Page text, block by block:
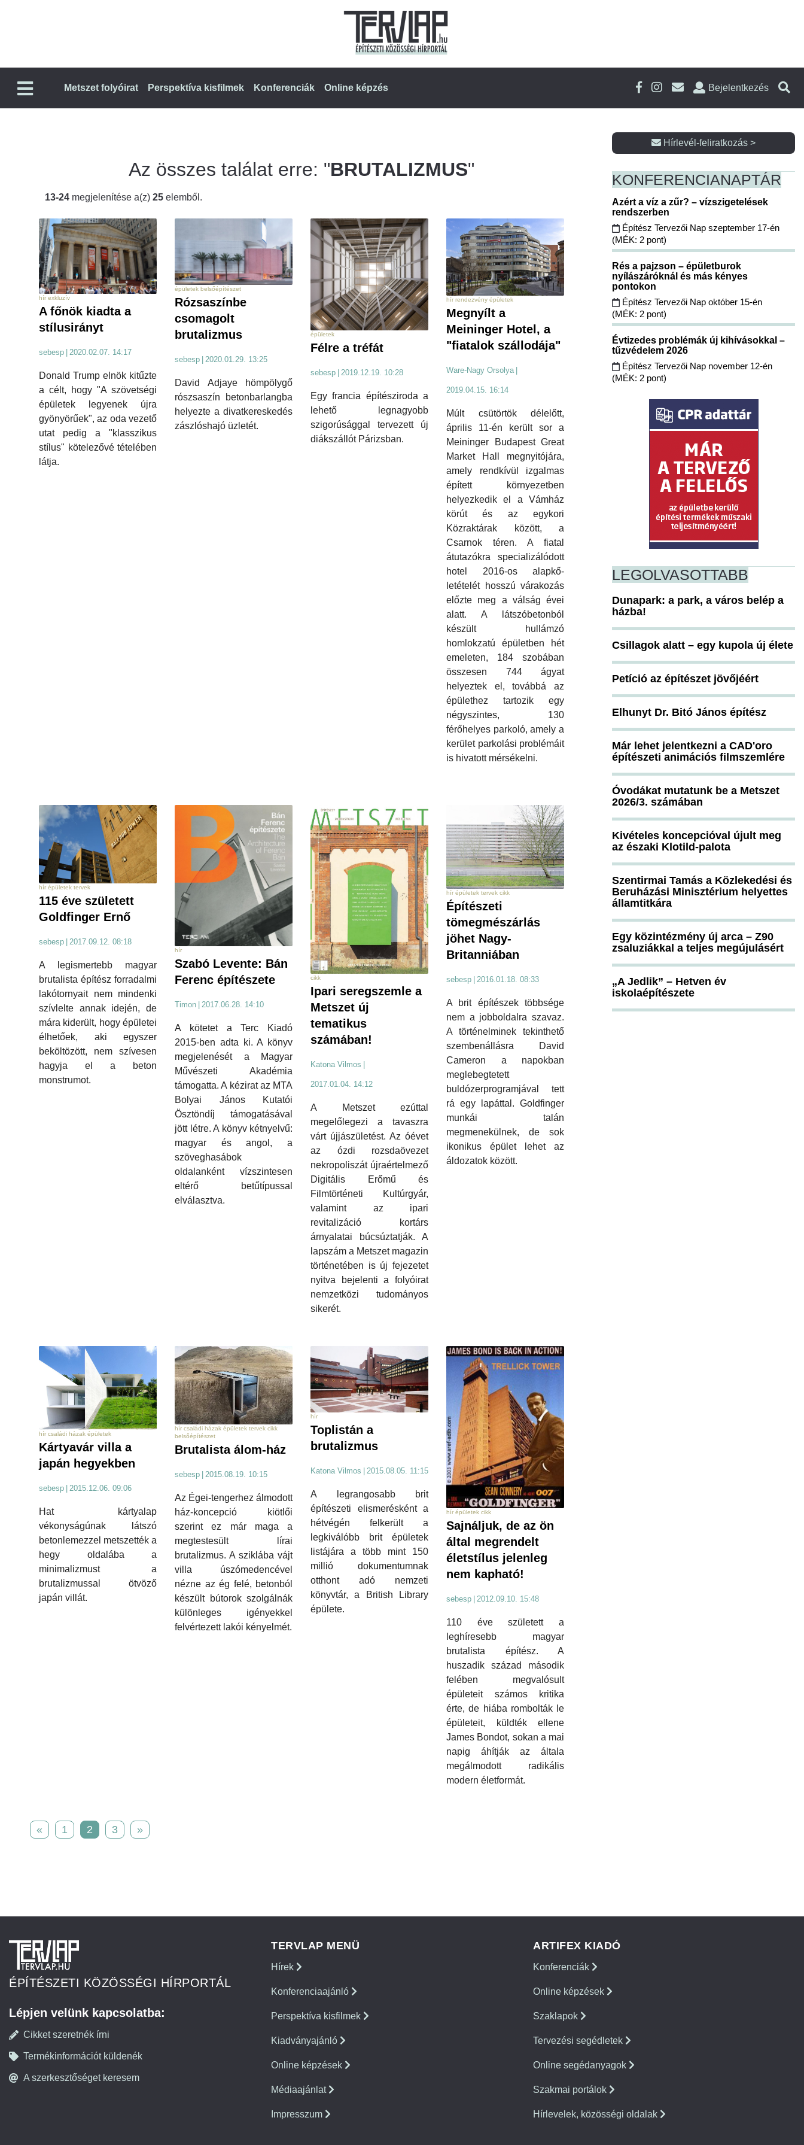
Metszet folyóirat Perspektíva kisfilmek Konferenciák Online képzés Bejelentkezés
Az összes találat erre: "BRUTALIZMUS"
13-24 megjelenítése a(z) 25 elemből.
hír exkluzív
A főnök kiadta a
stílusirányt
sebesp 2020.02.07. 14:17
Donald Trump elnök kitűzte
a célt, hogy "A szövetségi
épületek legyenek újra
gyönyörűek", az oda vezető
utat pedig a "klasszikus
stílus" kötelezővé tételében
látja.
épületek belsőépítészet
Rózsaszínbe
csomagolt
brutalizmus
sebesp | 2020.01.29. 13:25
David Adjaye hömpölygő
rószsaszín betonbarlangba
helyezte a divatkereskedés
zászlóshajó üzletét.
épületek
Félre a tréfát
sebesp 2019.12.19. 10:28
Egy francia építésziroda a
lehető legnagyobb
szigorúsággal tervezett új
diákszállót Párizsban.
hír rendezvény épületek
Megnyílt a
Meininger Hotel, a
"fiatalok szállodája"
Ware-Nagy Orsolya |
2019.04.15. 16:14
Múlt csütörtök délelőtt,
április 11-én került sor a
Meininger Budapest Great
Market Hall megnyitójára,
amely rendkívül izgalmas
épített környezetben
helyezkedik el a Vámház
körút és az egykori
Közraktárak között, a
Csarnok téren. A fiatal
átutazókra specializálódott
hotel 2016-os alapkő-
letételét hosszú várakozás
előzte meg a válság évei
alatt. A látszóbetonból
készült hullámzó
homlokzatú épületben hét
emeleten, 184 szobában
összesen 744 ágyat
helyeztek el, továbbá az
épülethez tartozik egy
négyszintes, 130
férőhelyes parkoló, amely a
kerület parkolási problémáit
is hivatott mérsékelni.
hír épületek tervek
115 éve született
Goldfinger Ernő
sebesp | 2017.09.12. 08:18
A legismertebb magyar
brutalista építész forradalmi
lakótornyait nem mindenki
szívlelte annak idején, de
mára kiderült, hogy épületei
élhetőek, aki egyszer
beköltözött, nem szívesen
hagyja el a beton
monstrumot.
hír
Szabó Levente: Bán
Ferenc építészete
Timon 2017.06.28. 14:10
A kötetet a Terc Kiadó
2015-ben adta ki. A könyv
megjelenését a Magyar
Művészeti Akadémia
támogatta. A kézirat az MTA
Bolyai János Kutatói
Ösztöndíj támogatásával
jött létre. A könyv kétnyelvű:
magyar és angol, a
szöveghasábok
oldalanként vízszintesen
eltérő betűtípussal
elválasztva.
cikk
Ipari seregszemle a
Metszet új
tematikus
számában!
Katona Vilmos
2017.01.04. 14:12
A Metszet ezúttal
megelőlegezi a tavaszra
várt újjászületést. Az óévet
az ózdi rozsdaövezet
nekropoliszát újraértelmező
Digitális Erőmű és
Filmtörténeti Kultúrgyár,
valamint az ipari
revitalizáció kortárs
árnyalatai búcsúztatják. A
lapszám a Metszet magazin
történetében is új fejezetet
nyitva bejelenti a folyóirat
nemzetközi tudományos
sikerét.
hír épületek tervek cikk
Építészeti
tömegmészárlás
jöhet Nagy-
Britanniában
sebesp 2016.01.18. 08:33
A brit építészek többsége
nem a jobboldalra szavaz.
A történelminek tekinthető
szembenállásra David
Cameron a napokban
meglebegtetett
buldózerprogramjával tett
rá egy lapáttal. Goldfinger
munkái talán
megmenekülnek, de sok
ikonikus épület lehet az
áldozatok között.
hír családi házak épületek
Kártyavár villa a
japán hegyekben
sebesp 2015.12.06. 09:06
Hat kártyalap
vékonyságúnak látszó
betonlemezzel metszették a
hegy oldalába a
minimalizmust a
brutalizmussal ötvöző
japán villát.
hír családi házak épületek tervek cikk
belsőépítészet
Brutalista álom-ház
sebesp 2015.08.19. 10:15
Az Égei-tengerhez álmodott
ház-koncepció kiötlői
szerint ez már maga a
megtestesült lírai
brutalizmus. A sziklába vájt
villa úszómedencével
nézne az ég felé, betonból
készült bútorok szolgálnák
különleges igényekkel
felvértezett lakói kényelmét.
hír
Toplistán a
brutalizmus
Katona Vilmos | 2015.08.05. 11:15
A legrangosabb brit
építészeti elismerésként a
hétvégén felkerült a
legkiválóbb brit épületek
listájára a több mint 150
millió dokumentumnak
otthont adó nemzeti
könyvtár, a British Library
épülete.
hír épületek cikk
Sajnáljuk, de az ön
által megrendelt
életstílus jelenleg
nem kapható!
sebesp 2012.09.10. 15:48
110 éve született a
leghíresebb magyar
brutalista építész. A
huszadik század második
felében megvalósult
épületeit számos kritika
érte, de hiába rombolták le
épületeit, küldték ellene
James Bondot, sokan a mai
napig áhítják az általa
megálmodott radikális
modern életformát.
« 1 2 3 »
Hírlevél-feliratkozás >
KONFERENCIANAPTÁR
Azért a víz a zűr? – vízszigetelések
rendszerben
Építész Tervezői Nap szeptember 17-én
(MÉK: 2 pont)
Rés a pajzson – épületburok
nyílászáróknál és más kényes
pontokon
Építész Tervezői Nap október 15-én
(MÉK: 2 pont)
Évtizedes problémák új kihívásokkal –
tűzvédelem 2026
Építész Tervezői Nap november 12-én
(MÉK: 2 pont)
LEGOLVASOTTABB
Dunapark: a park, a város belép a
házba!
Csillagok alatt – egy kupola új élete
Petíció az építészet jövőjéért
Elhunyt Dr. Bitó János építész
Már lehet jelentkezni a CAD'oro
építészeti animációs filmszemlére
Óvodákat mutatunk be a Metszet
2026/3. számában
Kivételes koncepcióval újult meg
az északi Klotild-palota
Szentirmai Tamás a Közlekedési és
Beruházási Minisztérium helyettes
államtitkára
Egy közintézmény új arca – Z90
zsaluziákkal a teljes megújulásért
„A Jedlik” – Hetven év
iskolaépítészete
ÉPÍTÉSZETI KÖZÖSSÉGI HÍRPORTÁL
Lépjen velünk kapcsolatba:
Cikket szeretnék írni
Termékinformációt küldenék
A szerkesztőséget keresem
TERVLAP MENÜ
Hírek
Konferenciaajánló
Perspektíva kisfilmek
Kiadványajánló
Online képzések
Médiaajánlat
Impresszum
ARTIFEX KIADÓ
Konferenciák
Online képzések
Szaklapok
Tervezési segédletek
Online segédanyagok
Szakmai portálok
Hírlevelek, közösségi oldalak